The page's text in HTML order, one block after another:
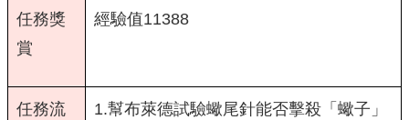
任務獎
賞
經驗值11388
任務流
1.幫布萊德試驗蠍尾針能否擊殺「蠍子」